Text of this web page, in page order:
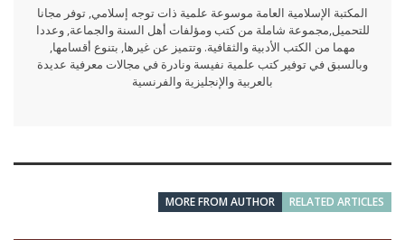
المكتبة الإسلامية العامة موسوعة علمية ذات توجه إسلامي, توفر مجانا
للتحميل,مجموعة شاملة من كتب ومؤلفات أهل السنة والجماعة, وعددا
مهما من الكتب الأدبية والثقافية. وتتميز عن غيرها, بتنوع أقسامها,
وبالسبق في توفير كتب علمية نفيسة ونادرة في مجالات معرفية عديدة
بالعربية والإنجليزية والفرنسية
RELATED ARTICLES
MORE FROM AUTHOR